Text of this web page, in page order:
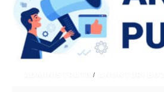
ADMINISTRATIV ANUNTURI